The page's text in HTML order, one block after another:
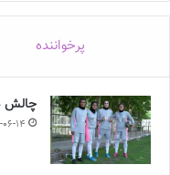
پرخواننده
چالش
14